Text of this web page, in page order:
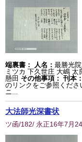
端裏書： 人名：最勝光
ミツカ 下久世庄 大嶋
懸田 その他事項： 刊本：
のリンクをご参照くださ
ニ...
大法師光深書状
ツ函/182/ 永正16年7月